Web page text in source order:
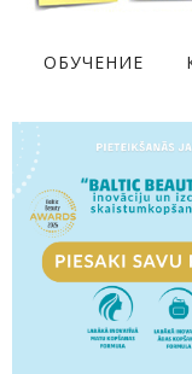
ОБУЧЕНИЕ